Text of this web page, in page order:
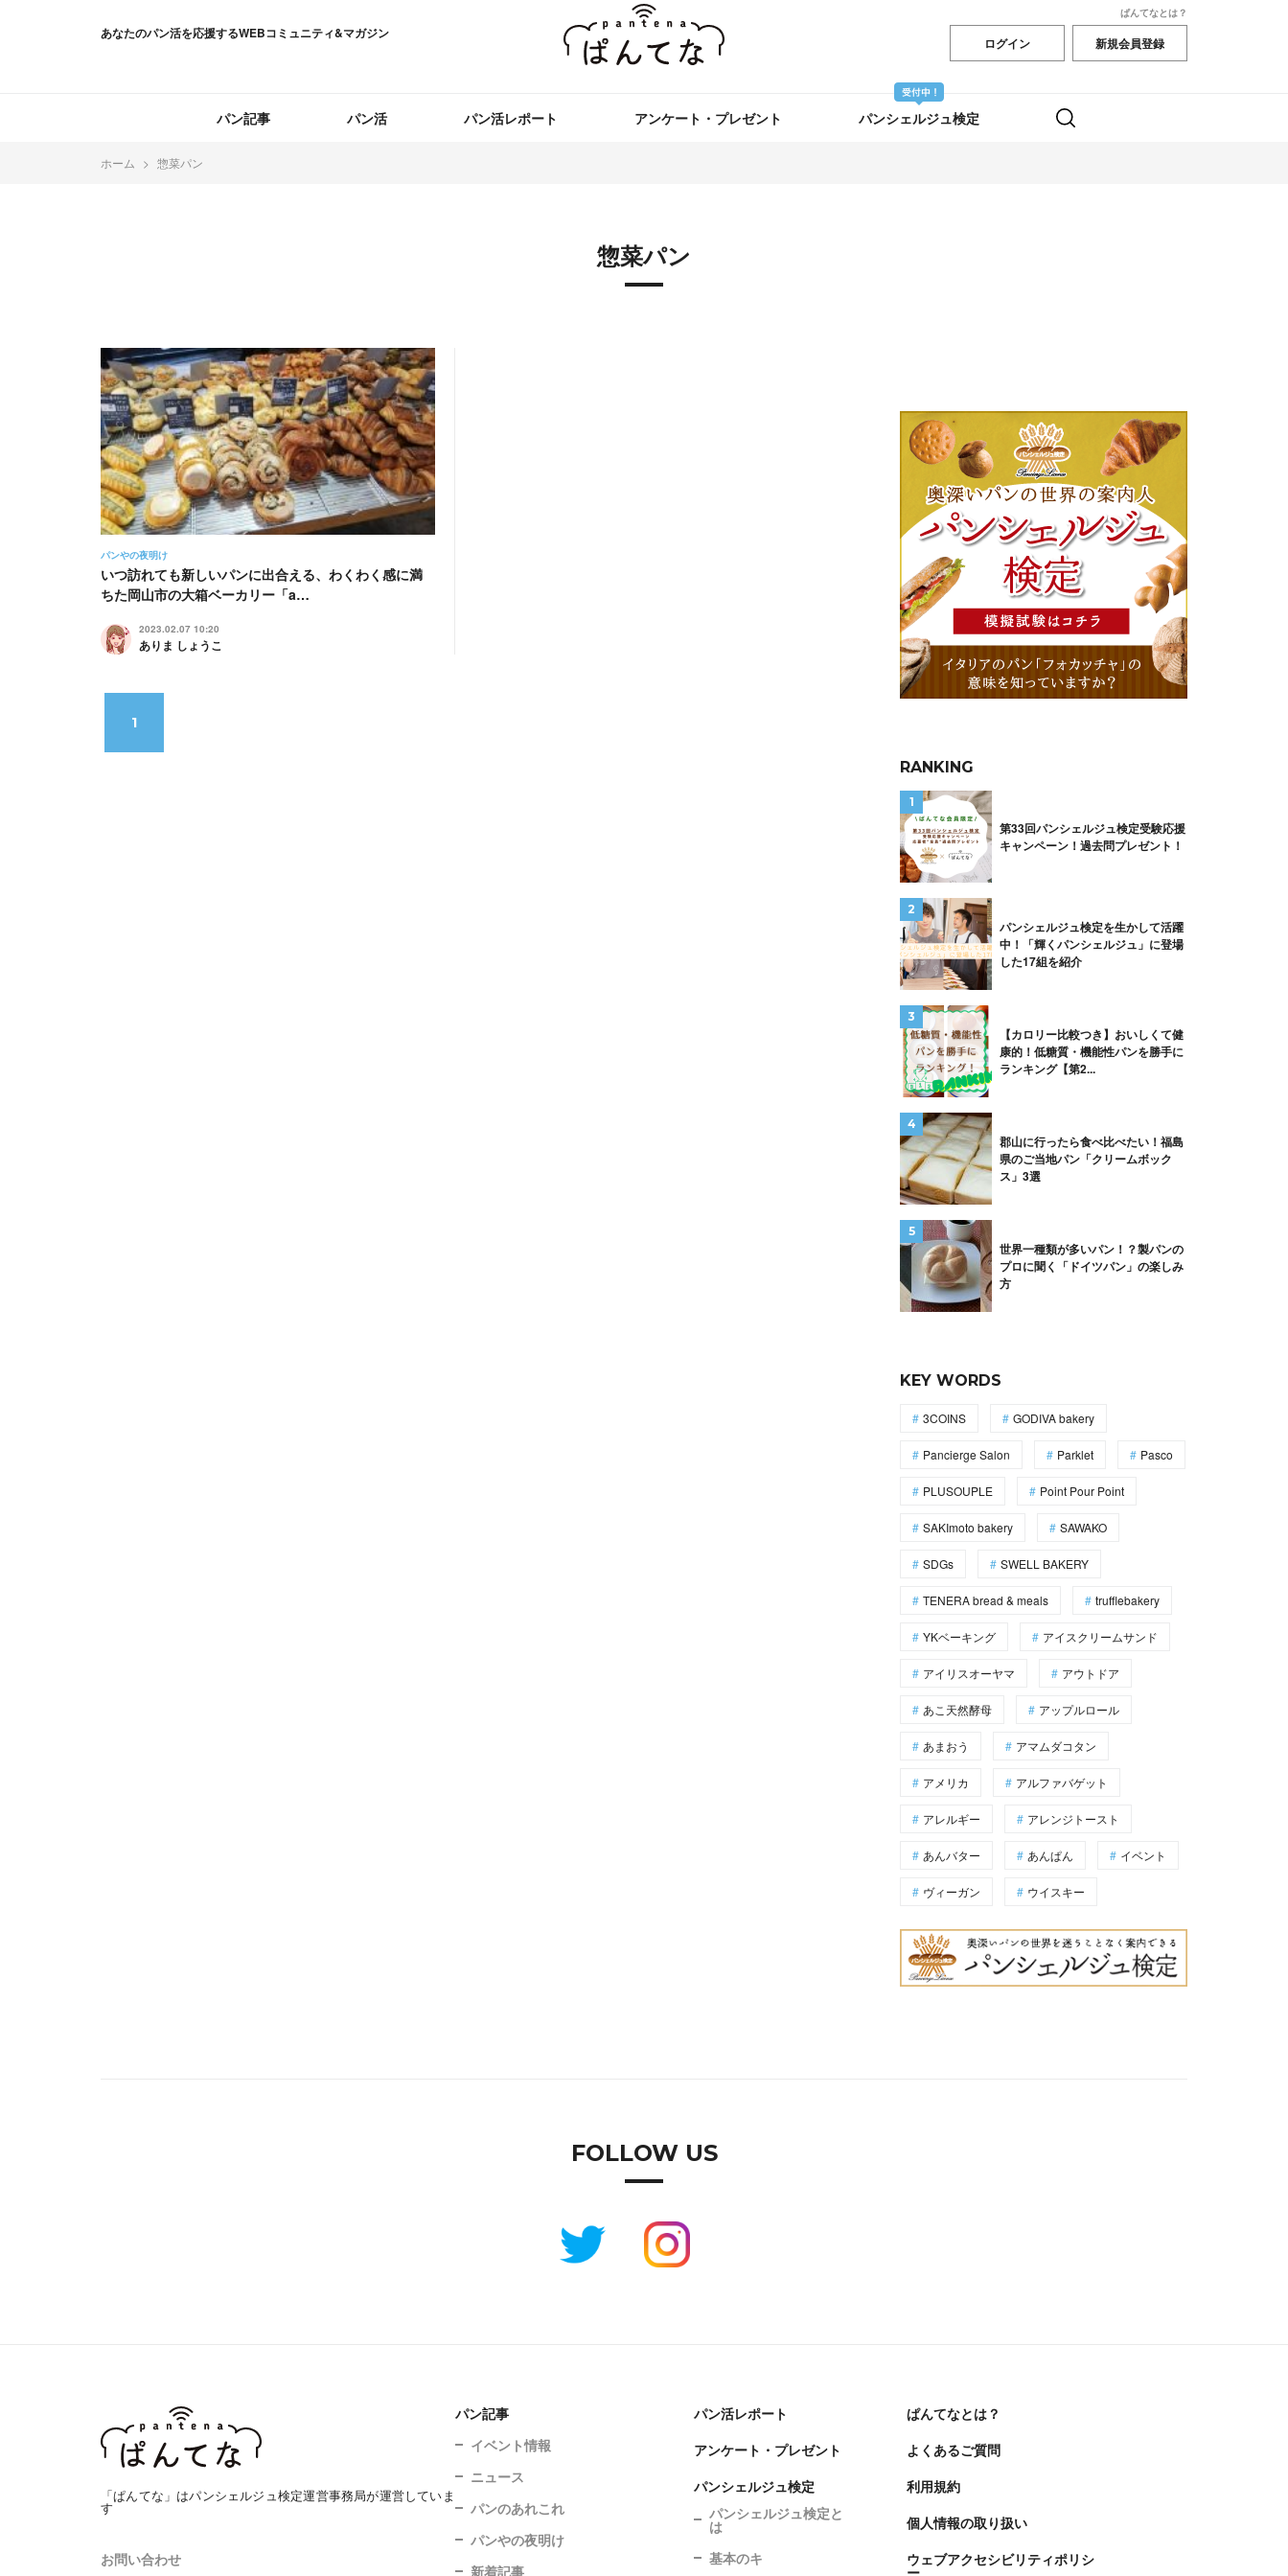
あなたのパン活を応援するWEBコミュニティ&マガジン
ぱんてなとは？
ログイン 新規会員登録
パン記事 パン活 パン活レポート アンケート・プレゼント パンシェルジュ検定
ホーム 惣菜パン
惣菜パン
パンやの夜明け
いつ訪れても新しいパンに出合える、わくわく感に満
ちた岡山市の大箱ベーカリー「a…
2023.02.07 10:20
ありま しょうこ
1
RANKING
第33回パンシェルジュ検定受験応援
キャンペーン！過去問プレゼント！
パンシェルジュ検定を生かして活躍
中！「輝くパンシェルジュ」に登場
した17組を紹介
【カロリー比較つき】おいしくて健
康的！低糖質・機能性パンを勝手に
ランキング【第2...
郡山に行ったら食べ比べたい！福島
県のご当地パン「クリームボック
ス」3選
世界一種類が多いパン！？製パンの
プロに聞く「ドイツパン」の楽しみ
方
KEY WORDS
3COINS GODIVA bakery
Pancierge Salon Parklet Pasco
PLUSOUPLE Point Pour Point
SAKImoto bakery SAWAKO
SDGs SWELL BAKERY
TENERA bread & meals trufflebakery
YKベーキング アイスクリームサンド
アイリスオーヤマ アウトドア
あこ天然酵母 アップルロール
あまおう アマムダコタン
アメリカ アルファバゲット
アレルギー アレンジトースト
あんバター あんぱん イベント
ヴィーガン ウイスキー
FOLLOW US
「ぱんてな」はパンシェルジュ検定運営事務局が運営していま
す
お問い合わせ
パン記事
イベント情報
ニュース
パンのあれこれ
パンやの夜明け
新着記事
パン活レポート
アンケート・プレゼント
パンシェルジュ検定
パンシェルジュ検定と
は
基本のキ
ぱんてなとは？
よくあるご質問
利用規約
個人情報の取り扱い
ウェブアクセシビリティポリシ
ー